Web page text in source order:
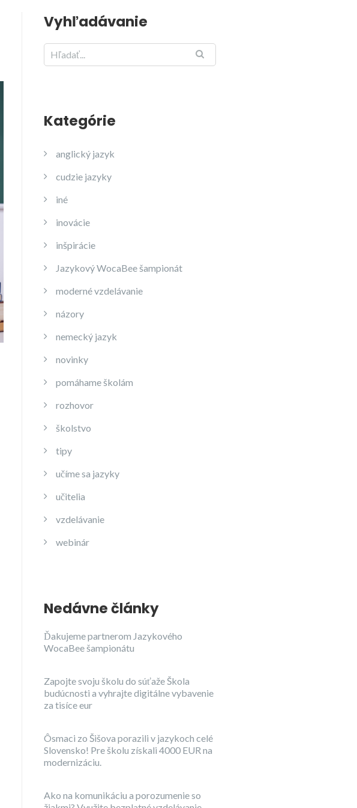
Vyhľadávanie
Kategórie
anglický jazyk
cudzie jazyky
iné
inovácie
inšpirácie
Jazykový WocaBee šampionát
moderné vzdelávanie
názory
nemecký jazyk
novinky
pomáhame školám
rozhovor
školstvo
tipy
učíme sa jazyky
učitelia
vzdelávanie
webinár
Nedávne články
Ďakujeme partnerom Jazykového
WocaBee šampionátu
Zapojte svoju školu do súťaže Škola
budúcnosti a vyhrajte digitálne vybavenie
za tisíce eur
Ôsmaci zo Šišova porazili v jazykoch celé
Slovensko! Pre školu získali 4000 EUR na
modernizáciu.
Ako na komunikáciu a porozumenie so